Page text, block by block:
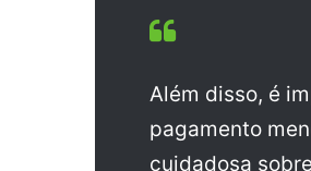
Além disso, é
pagamento
cuidadosa